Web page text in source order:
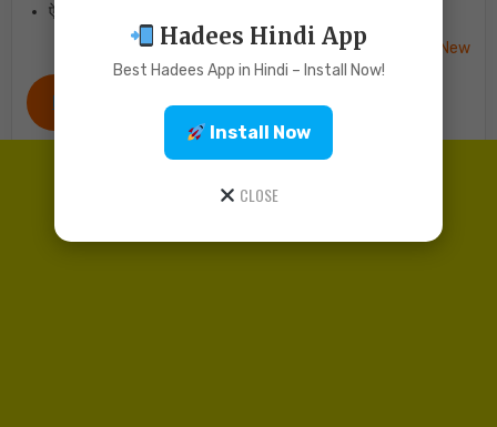
ऐ बाबरी मस्जिद है तेरी खूब कहानी
बाबरी मस्जिद नात शरीफ Lyrics Babri Masjid Ki Naat Sharif New
IN ENGLISH Lyrics Babri Masjid Ki Naat Sharif
Hadees Hindi App
Best Hadees App in Hindi – Install Now!
Install Now
CLOSE